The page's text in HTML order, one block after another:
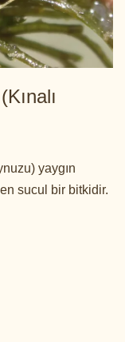
(Kınalı
yaygın
sucul bir bitkidir.